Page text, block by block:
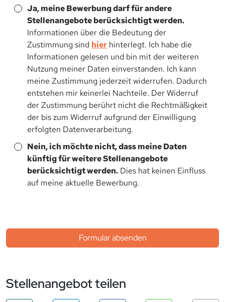
Ja, meine Bewerbung darf für andere
Stellenangebote berücksichtigt werden.
Informationen über die Bedeutung der
Zustimmung sind hier hinterlegt. Ich habe die
Informationen gelesen und bin mit der weiteren
Nutzung meiner Daten einverstanden. Ich kann
meine Zustimmung jederzeit widerrufen. Dadurch
entstehen mir keinerlei Nachteile. Der Widerruf
der Zustimmung berührt nicht die Rechtmäßigkeit
der bis zum Widerruf aufgrund der Einwilligung
erfolgten Datenverarbeitung.
Nein, ich möchte nicht, dass meine Daten
künftig für weitere Stellenangebote
berücksichtigt werden. Dies hat keinen Einfluss
auf meine aktuelle Bewerbung.
Formular absenden
Stellenangebot teilen